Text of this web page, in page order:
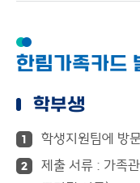
한림가족카드
학부생
1 학생지원팀에 방
2
제출 서류 : 가족